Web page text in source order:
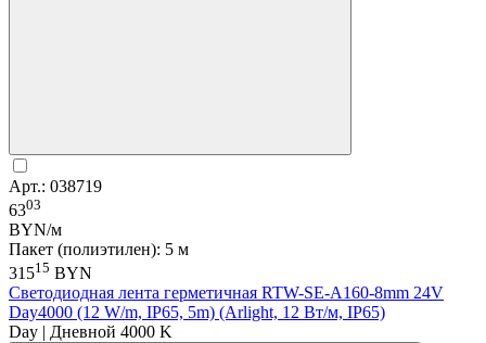
Арт.: 038719
6303
BYN/м
Пакет (полиэтилен): 5 м
31515 BYN
Светодиодная лента герметичная RTW-SE-A160-8mm 24V
Day4000 (12 W/m, IP65, 5m) (Arlight, 12 Вт/м, IP65)
Day | Дневной 4000 K